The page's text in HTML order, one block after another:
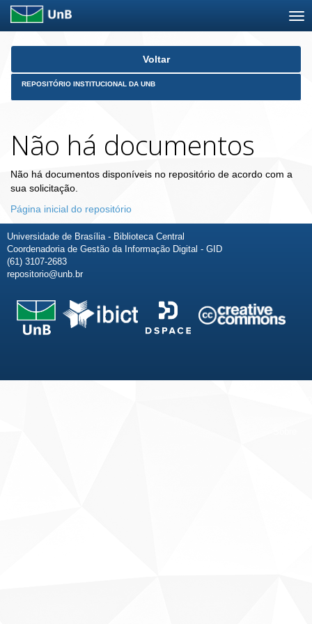
Skip
Voltar
REPOSITÓRIO INSTITUCIONAL DA UNB
Não há documentos
Não há documentos disponíveis no repositório de acordo com a
sua solicitação.
Página inicial do repositório
Universidade de Brasília - Biblioteca Central
Coordenadoria de Gestão da Informação Digital - GID
(61) 3107-2683
repositorio@unb.br